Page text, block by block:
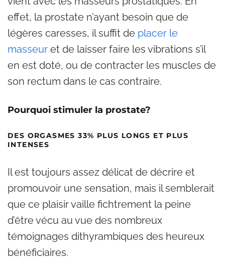
effet, la prostate n’ayant besoin que de
légères caresses, il suffit de placer le
masseur et de laisser faire les vibrations s’il
en est doté, ou de contracter les muscles de
son rectum dans le cas contraire.
Pourquoi stimuler la prostate?
DES ORGASMES 33% PLUS LONGS ET PLUS
INTENSES
Il est toujours assez délicat de décrire et
promouvoir une sensation, mais il semblerait
que ce plaisir vaille fichtrement la peine
d’être vécu au vue des nombreux
témoignages dithyrambiques des heureux
bénéficiaires.